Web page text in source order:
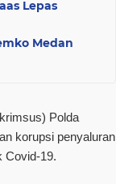
Lepas
Medan
Polda
korupsi penyaluran
Covid-19.